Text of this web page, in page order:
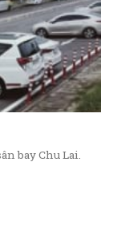
bay Chu Lai.